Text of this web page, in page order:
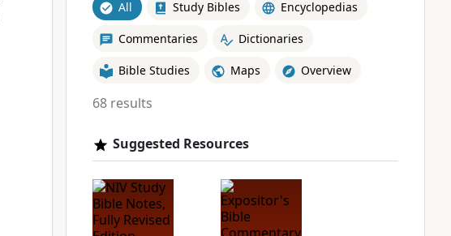
All Study Bibles Encyclopedias
Commentaries Dictionaries
Bible Studies Maps Overview
68 results
Suggested Resources